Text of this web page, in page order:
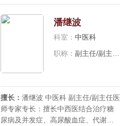
胃炎、消化性溃疡、胰腺炎、胆道系
统疾病、慢性溃疡性结肠炎以及克罗
恩病等有较为深入的研究，长期从
事、潜心研究内镜下诊
潘继波
科室： 中医科
职称： 副主任/副主任医师
擅长： 潘继波 中医科 副主任/副主任医
师专家专长：擅长中西医结合治疗糖
尿病及并发症、高尿酸血症、代谢紊